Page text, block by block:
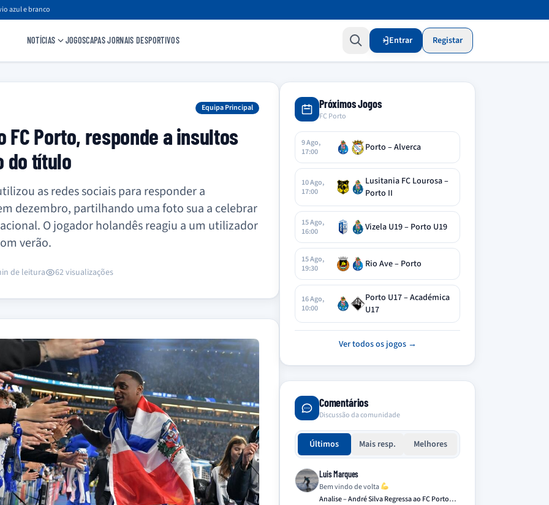
azul e branco
NOTÍCIAS JOGOSCAPAS JORNAIS DESPORTIVOS Entrar Registar
Equipa Principal
FC Porto, responde a insultos
do título
as redes sociais para responder a
dezembro, partilhando uma foto sua a celebrar
O jogador holandês reagiu a um utilizador
verão.
de leitura 62 visualizações
Próximos Jogos
FC Porto
9 Ago,
17:00
Porto – Alverca
10 Ago,
17:00
Lusitania FC Lourosa –
Porto II
15 Ago,
16:00
Vizela U19 – Porto U19
15 Ago,
19:30
Rio Ave – Porto
16 Ago,
10:00
Porto U17 – Académica
U17
Ver todos os jogos →
Comentários
Discussão da comunidade
Últimos Mais resp. Melhores
Luis Marques
Bem vindo de volta
Analise – André Silva Regressa ao FC Porto…